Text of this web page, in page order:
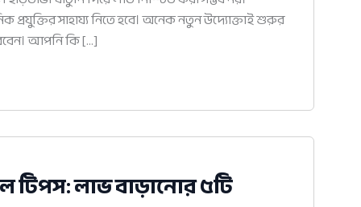
প্রযুক্তির সাহায্য নিতে হবে। অনেক নতুন উদ্যোক্তাই শুরুর
আপনি কি […]
টিপস: লাভ বাড়ানোর ৫টি